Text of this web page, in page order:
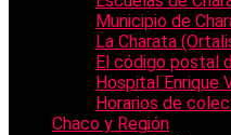
Municipio de
La Charata
El código postal
Hospital Enrique
Horarios de
Chaco y Región